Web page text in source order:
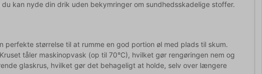
kan nyde din drik uden bekymringer om sundhedsskadelige stoffer.
størrelse til at rumme en god portion øl med plads til skum.
tåler maskinopvask (op til 70°C), hvilket gør rengøringen nem og
glaskrus, hvilket gør det behageligt at holde, selv over længere